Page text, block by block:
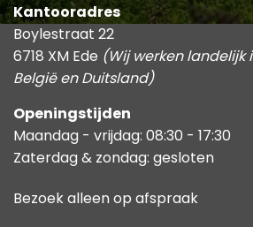
Kantooradres
Boylestraat 22
6718 XM Ede (Wij werken landelijk
België en Duitsland)
Openingstijden
Maandag - vrijdag: 08:30 - 17:30
Zaterdag & zondag: gesloten
Bezoek alleen op afspraak